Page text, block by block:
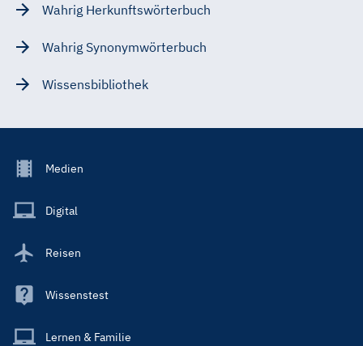
Wahrig Herkunftswörterbuch
Wahrig Synonymwörterbuch
Wissensbibliothek
Footer
Main
Medien
Digital
Reisen
Wissenstest
Lernen & Familie